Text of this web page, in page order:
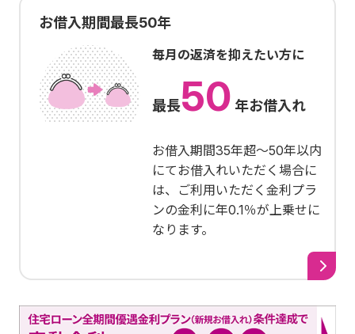
お借入期間最長50年
毎月の返済を抑えたい方に
最長50 年お借入れ
お借入期間35年超～50年以内
にてお借入れいただく場合に
は、ご利用いただく金利プラ
ンの金利に年0.1％が上乗せに
なります。